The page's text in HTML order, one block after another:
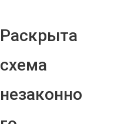
Раскрыта
схема
незаконно